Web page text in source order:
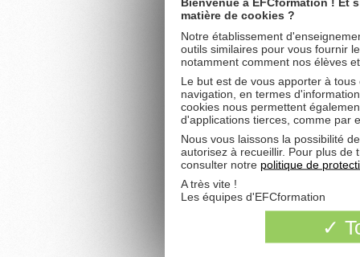
matière de cookies ?
Notre établissement
outils similaires pour vous fournir
notamment comment nos élèves
Le but est de vous apporter à
navigation, en termes
cookies nous permettent
d'applications tierces, comme par
Nous vous laissons la possibilité
autorisez à recueillir. Pour plus de
consulter notre politique de
A très vite !
Les équipes d'EFCformation